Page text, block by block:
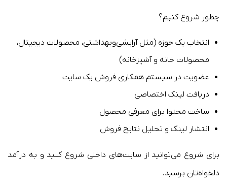
چطور شروع کنیم؟
انتخاب یک حوزه (مثل آرایشی‌وبهداشتی، محصولات دیجیتال،
محصولات خانه و آشپزخانه)
عضویت در سیستم همکاری فروش یک سایت
دریافت لینک اختصاصی
ساخت محتوا برای معرفی محصول
انتشار لینک و تحلیل نتایج فروش
برای شروع می‌توانید از سایت‌های داخلی شروع کنید و به درآمد
دلخواه‌تان برسید.